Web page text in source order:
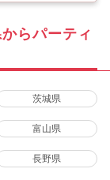
らパーティ
茨城県
富山県
長野県